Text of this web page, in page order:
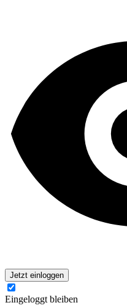
Jetzt einloggen
Eingeloggt bleiben